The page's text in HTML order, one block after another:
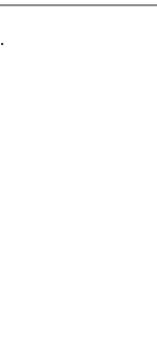
.